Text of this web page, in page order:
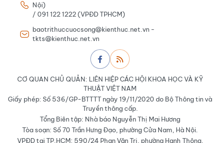
Nội)
/ 091 122 1222 (VPĐD TPHCM)
baotrithuccuocsong@kienthuc.net.vn -
tkts@kienthuc.net.vn
CƠ QUAN CHỦ QUẢN: LIÊN HIỆP CÁC HỘI KHOA HỌC VÀ KỸ
THUẬT VIỆT NAM
Giấy phép: Số 536/GP-BTTTT ngày 19/11/2020 do Bộ Thông tin và
Truyền thông cấp.
Tổng Biên tập: Nhà báo Nguyễn Thị Mai Hương
Tòa soạn: Số 70 Trần Hưng Đạo, phường Cửa Nam, Hà Nội.
VPĐD tại TP.HCM: 590/24 Phan Văn Trị, phường Hạnh Thông,